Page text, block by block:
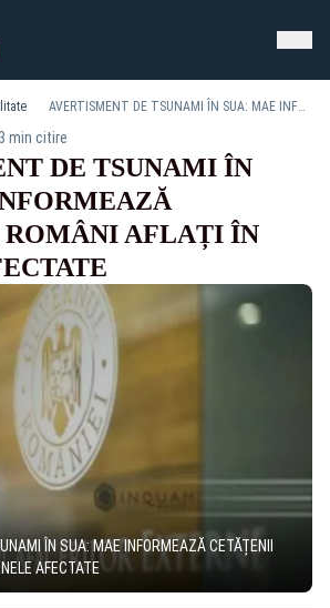
AVERTISMENT DE TSUNAMI ÎN SUA: MAE INFORMEAZĂ CETĂȚENII ROMÂNI AFLAȚI ÎN ZONELE AFECTATE
3 min citire
DE TSUNAMI ÎN
AFLAȚI ÎN
ÎN SUA: MAE INFORMEAZĂ CETĂȚENII
AFECTATE